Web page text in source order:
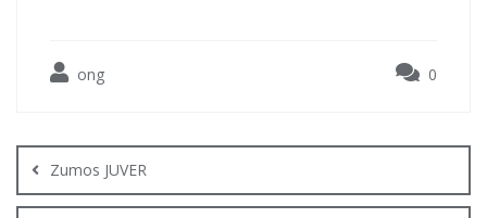
ong 0
de
entradas
Zumos JUVER